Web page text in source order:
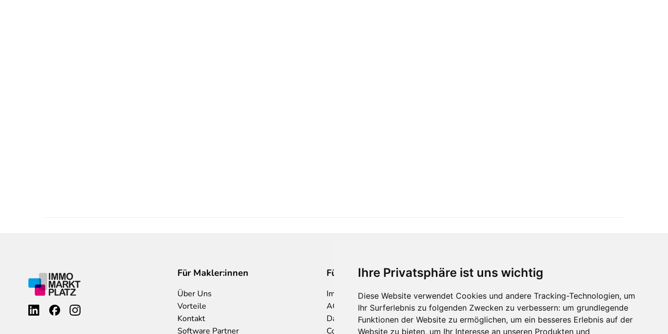
Ihre Privatsphäre ist uns wichtig
Diese Website verwendet Cookies und andere Tracking-Technologien, um
Ihr Surferlebnis zu folgenden Zwecken zu verbessern: um grundlegende
Funktionen der Website zu ermöglichen, um ein besseres Erlebnis auf der
Website zu bieten, um Ihr Interesse an unseren Produkten und
Für Makler:innen
Über Uns
Vorteile
Kontakt
Software Partner
Für Makler:innen
Impressum
AGB
Datenschutzklärung
Cookie Richtlinie
Immobilienmarktplatz Newsletter
Erhalten Sie regelmäßig Neuigkeiten und
Serviceangebote zu Themen rund um die
Immobilie.